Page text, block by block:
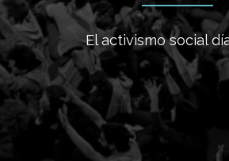
El activismo social